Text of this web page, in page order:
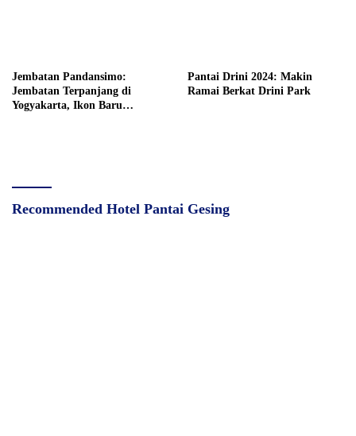
Jembatan Pandansimo:
Jembatan Terpanjang di
Yogyakarta, Ikon Baru
Pantai Drini 2024: Makin
Ramai Berkat Drini Park
Recommended Hotel Pantai Gesing